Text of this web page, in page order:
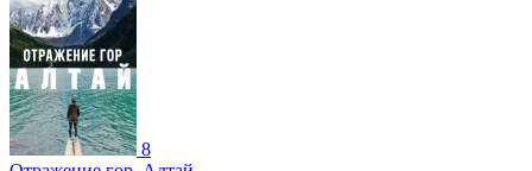
8